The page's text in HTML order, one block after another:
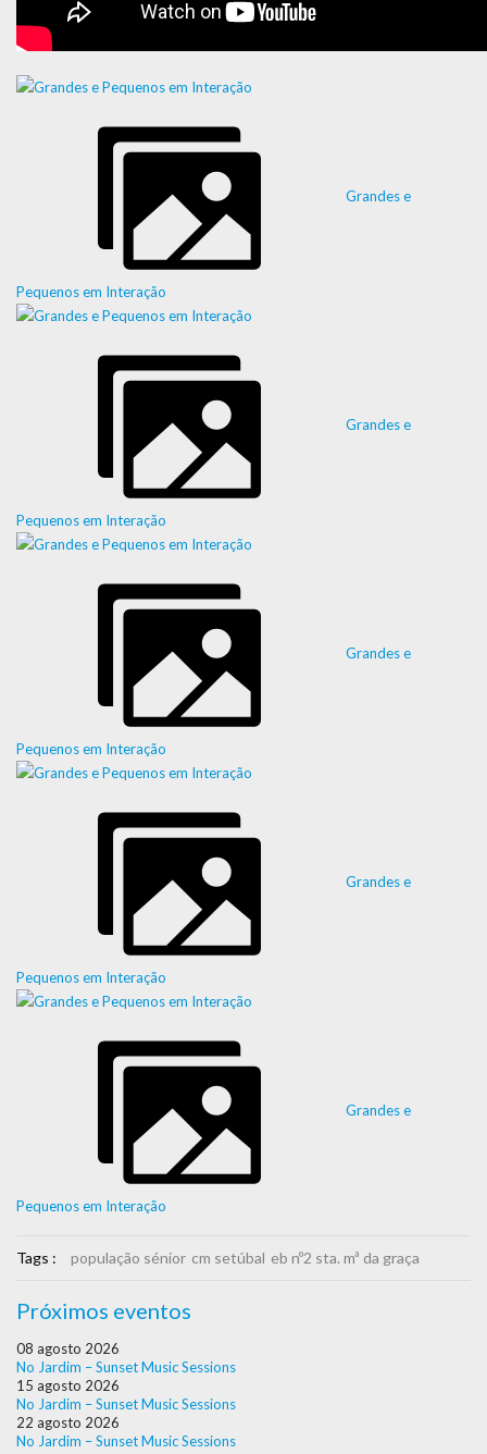
Grandes e
Pequenos em Interação
Grandes e
Pequenos em Interação
Grandes e
Pequenos em Interação
Grandes e
Pequenos em Interação
Grandes e
Pequenos em Interação
Tags : população sénior cm setúbal eb nº2 sta. mª da graça
Próximos eventos
08 agosto 2026
No Jardim – Sunset Music Sessions
15 agosto 2026
No Jardim – Sunset Music Sessions
22 agosto 2026
No Jardim – Sunset Music Sessions